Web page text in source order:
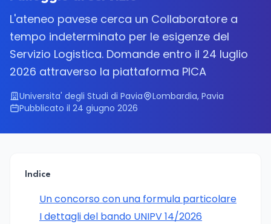
L'ateneo pavese cerca un Collaboratore a
tempo indeterminato per le esigenze del
Servizio Logistica. Domande entro il 24 luglio
2026 attraverso la piattaforma PICA
Universita' degli Studi di Pavia
Lombardia, Pavia
Pubblicato il 24 giugno 2026
Indice
Un concorso con una formula particolare
I dettagli del bando UNIPV 14/2026